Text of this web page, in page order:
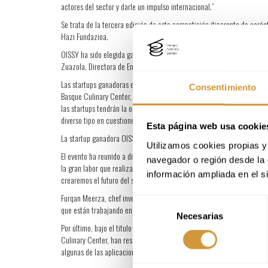
Consentimiento
Esta página web usa
Utilizamos cookies propias
navegador o región desde
información ampliada en el
Selección
consentimiento
Necesarias
actores del sector y darle un impulso internacional.”
Se trata de la tercera edición de esta competición itinerante de
Hazi Fundazioa.
OISSY ha sido elegida ganadora de la tercera edición por un jurado
Zuazola, Directora de Emprendimiento e Innovación de Hazi Fundazioa.
Las startups ganadoras en cada evento local, han recibido un
Basque Culinary Center, y la posibilidad de desarrollar proyectos de
las startups tendrán la oportunidad de realizar un plan avanzado en
diverso tipo en cuestiones como el acceso a la red de inversores del
La startup ganadora OISSY, ha sido premiada con seis meses de
El evento ha reunido a diferentes perfiles del sector, desde
la gran labor que realizan las startups por construir la gastronomía
crearemos el futuro del sector implicando a diversos agentes y
Furqan Meerza, chef investigador en BCC Innovation, centro
que están trabajando en colaboración para la revalorización del cacao
Por último, bajo el titulo “Science meets gastronomy”, Juan Carlos
Culinary Center, han resaltado la importancia de abordar la
algunas de las aplicaciones del uso de la Inteligencia Artificial en el